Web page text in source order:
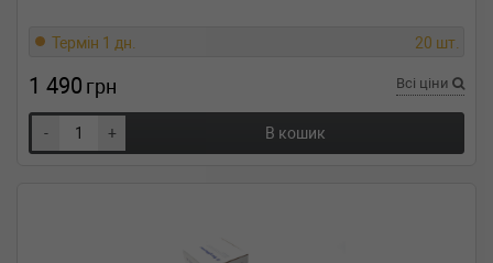
Термін 1 дн. 20 шт.
1 490 грн Всі ціни
- + В кошик